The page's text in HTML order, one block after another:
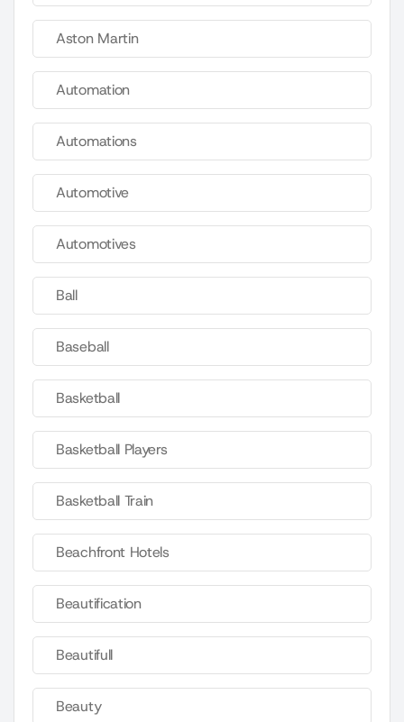
Aston Martin
Automation
Automations
Automotive
Automotives
Ball
Baseball
Basketball
Basketball Players
Basketball Train
Beachfront Hotels
Beautification
Beautifull
Beauty